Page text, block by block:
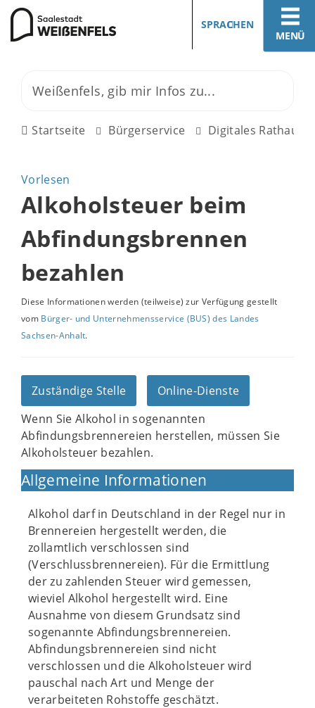
MENÜ
SPRACHEN
Startseite Bürgerservice Digitales Rathaus
Vorlesen
Alkoholsteuer beim
Abfindungsbrennen
bezahlen
Diese Informationen werden (teilweise) zur Verfügung gestellt
vom Bürger- und Unternehmensservice (BUS) des Landes
Sachsen-Anhalt.
Zuständige Stelle
Online-Dienste
Wenn Sie Alkohol in sogenannten
Abfindungsbrennereien herstellen, müssen Sie
Alkoholsteuer bezahlen.
Allgemeine Informationen
Alkohol darf in Deutschland in der Regel nur in
Brennereien hergestellt werden, die
zollamtlich verschlossen sind
(Verschlussbrennereien). Für die Ermittlung
der zu zahlenden Steuer wird gemessen,
wieviel Alkohol hergestellt wird. Eine
Ausnahme von diesem Grundsatz sind
sogenannte Abfindungsbrennereien.
Abfindungsbrennereien sind nicht
verschlossen und die Alkoholsteuer wird
pauschal nach Art und Menge der
verarbeiteten Rohstoffe geschätzt.